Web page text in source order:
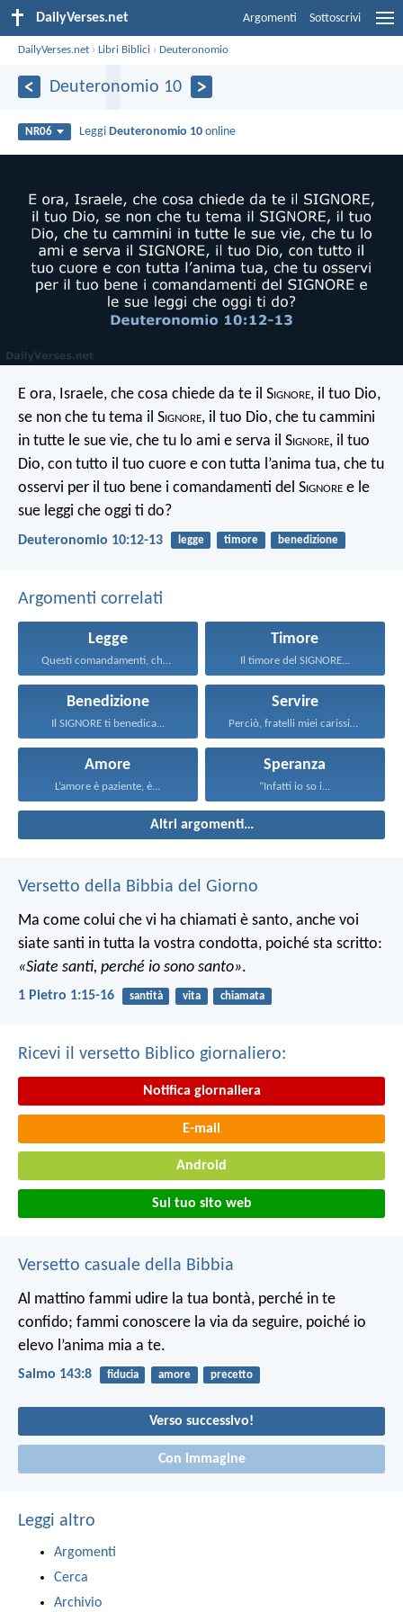
DailyVerses.net Argomenti Sottoscrivi
DailyVerses.net ›Libri Biblici ›Deuteronomio
Deuteronomio 10
NR06 Leggi Deuteronomio 10 online
E ora, Israele, che cosa chiede da te il Signore, il tuo Dio,
se non che tu tema il Signore, il tuo Dio, che tu cammini
in tutte le sue vie, che tu lo ami e serva il Signore, il tuo
Dio, con tutto il tuo cuore e con tutta l’anima tua, che tu
osservi per il tuo bene i comandamenti del Signore e le
sue leggi che oggi ti do?
Deuteronomio 10:12-13 legge timore benedizione
Argomenti correlati
Legge
Questi comandamenti, che oggi...
Timore
Il timore del SIGNORE...
Benedizione
Il SIGNORE ti benedica...
Servire
Perciò, fratelli miei carissimi...
Amore
L’amore è paziente, è...
Speranza
“Infatti io so i...
Altri argomenti…
Versetto della Bibbia del Giorno
Ma come colui che vi ha chiamati è santo, anche voi
siate santi in tutta la vostra condotta, poiché sta scritto:
«Siate santi, perché io sono santo».
1 Pietro 1:15-16 santità vita chiamata
Ricevi il versetto Biblico giornaliero:
Notifica giornaliera
E-mail
Android
Sul tuo sito web
Versetto casuale della Bibbia
Al mattino fammi udire la tua bontà, perché in te
confido; fammi conoscere la via da seguire, poiché io
elevo l’anima mia a te.
Salmo 143:8 fiducia amore precetto
Verso successivo!
Con immagine
Leggi altro
Argomenti
Cerca
Archivio